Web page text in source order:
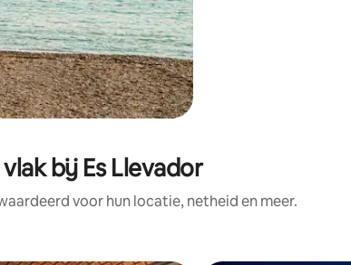
bij Es Llevador
voor hun locatie, netheid en meer.